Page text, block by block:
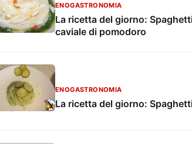
ENOGASTRONOMIA
La ricetta del giorno:
caviale di pomodoro
ENOGASTRONOMIA
La ricetta del giorno: